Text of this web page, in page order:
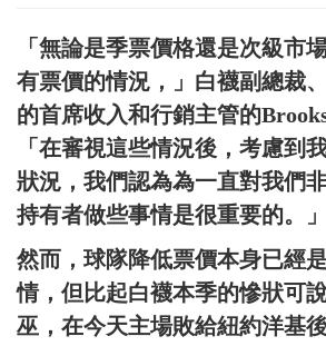
「無論是季票價格還是次級市
有票價的情況，」白襪副總裁
的首席收入和行銷主管的
「在審視這些情況後，考慮到
狀況，我們認為為一直對我們
持有者做些事情是很重要的。」
然而，球隊降低票價本身已經
情，但比起白襪本季的慘狀可
巫，在今天主場敗給紐約洋基